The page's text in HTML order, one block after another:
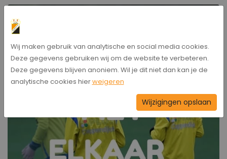
Wij maken gebruik van analytische en social media cookies.
Deze gegevens gebruiken wij om de website te verbeteren.
Deze gegevens blijven anoniem. Wil je dit niet dan kan je de
analytische cookies hierweigeren
Wijzigingen opslaan